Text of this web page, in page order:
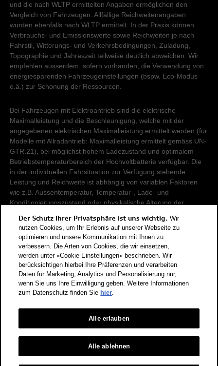
und die nach WLTP ermittelten Angaben ermöglichen den
Vergleich von Fahrzeugen. Allfällige Reichweitenangaben
wurden ebenfalls nach WLTP ermittelt. In der Praxis können
Verbrauchs- und Emissionswerte sowie Reichweiten je nach
Fahrstil, Witterungs- und Verkehrsbedingungen, Zuladung,
Topographie und Jahreszeit teilweise deutlich abweichen. Wir
empfehlen ausserdem, sofern vorhanden, die Verwendung von
energiesparenden Fahrzeugeinstellungen (bspw. Eco-Modus
o.ä.) zur Schonung der Ressourcen.
Bei Fahrzeugen mit Elektroantrieb sind die elektrische
Maximalleistung und die Beschleunigung, welche mit der
angegebenen elektrischen Maximalleistung ermittelt werden (für
Modelle mit Allradantrieb: Maximalleistung ermittelt gemäss UN-
GTR.21), bei möglichst hohem Ladezustand und optimalem
Betriebstemperaturbereich der Hochvoltbatterie verfügbar. Die
in der individuellen Fahrsituation zur Verfügung stehende
Leistung und Reichweite ist abhängig von variablen Faktoren
wie z.B. Aussentemperatur, Temperatur-, Lade- und
Konditionierungszustand oder physikalische Alterung der
Damit Energieverbräuche unterschiedlicher Antriebsformen
(Benzin, Diesel, Gas, Strom, usw.) vergleichbar sind, werden sie
zusätzlich als sogenannte Benzinäquivalente (Masseinheit für
Energie) ausgewiesen. CO2 ist das für die Erderwärmung
hauptverantwortliche Treibhausgas. CO2-Mittelwert aller in der
Schweiz angebotenen Fahrzeugmodelle: 111 g/km (WLTP).
CO2-Zielwert der in der Schweiz angebotenen
Fahrzeugmodelle: 93.6 g/km (WLTP). Die Angaben für ein
Fahrzeug können von den zulassungsrelevanten Daten nach
der individuellen Einzelfahrzeuggenehmigung abweichen.
Energieeffizienz-Kategorie nach dem neuen
Berechnungsverfahren gemäss Anhang 4.1 EnEV, gültig ab
Der Schutz Ihrer Privatsphäre ist uns wichtig. Wir
nutzen Cookies, um Ihr Erlebnis auf unserer Webseite zu
optimieren und unsere Kommunikation mit Ihnen zu
verbessern. Die Arten von Cookies, die wir einsetzen,
werden unter «Cookie-Einstellungen» beschrieben. Wir
berücksichtigen hierbei Ihre Präferenzen und verarbeiten
Daten für Marketing, Analytics und Personalisierung nur,
wenn Sie uns Ihre Einwilligung geben. Weitere Informationen
zum Datenschutz finden Sie hier.
Alle ablehnen
Alle erlauben